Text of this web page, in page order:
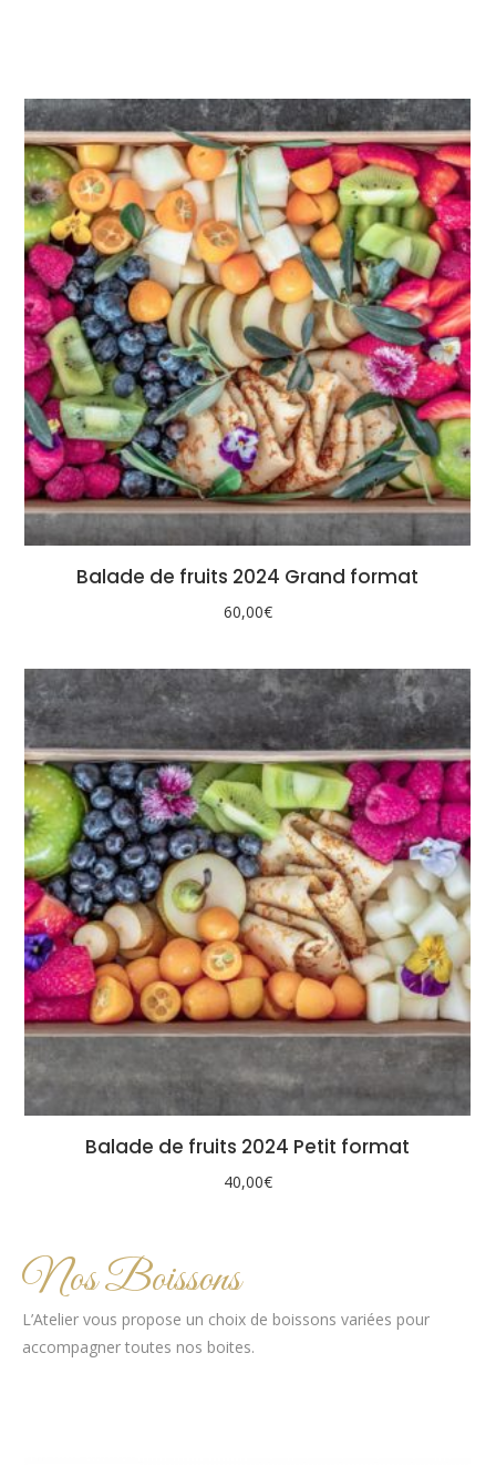
Balade de fruits 2024 Grand format
60,00€
Balade de fruits 2024 Petit format
40,00€
Nos Boissons
L’Atelier vous propose un choix de boissons variées pour
accompagner toutes nos boites.